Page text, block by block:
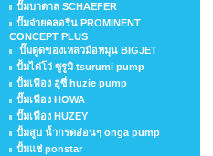
ปั๊มบาดาล SCHAEFER
ปั๊มจ่ายคลอรีน PROMINENT
CONCEPT PLUS
ปั๊มดูดของเหลวมือหมุน BIGJET
ปั้มได่โว่ ซูรูมิ tsurumi pump
ปั้มเฟือง ฮูซี่ huzie pump
ปั๊มเฟือง HOWA
ปั๊มเฟือง HUZEY
ปั้มสูบ น้ำกรดอ่อนๆ onga pump
ปั้มแช่ ponstar